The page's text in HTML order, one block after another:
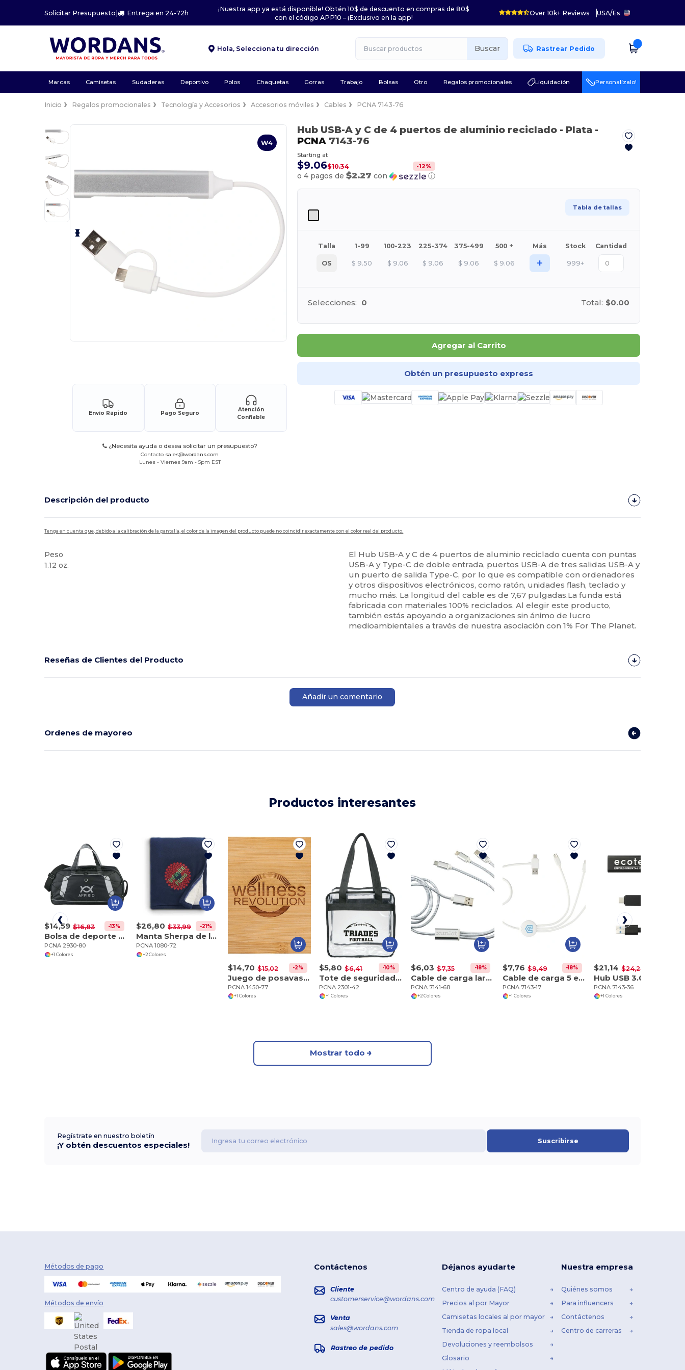
Solicitar Presupuesto| Entrega en 24-72h
¡Nuestra app ya está disponible! Obtén 10$ de descuento en compras de 80$
con el código APP10 – ¡Exclusivo en la app!
Over 10k+ Reviews USA/Es
Hola, Selecciona tu dirección Buscar Rastrear Pedido
Marcas Camisetas Sudaderas Deportivo Polos Chaquetas Gorras Trabajo Bolsas Otro Regalos promocionales Liquidación ¡Personalízalo!
Inicio Regalos promocionales Tecnología y Accesorios Accesorios móviles Cables PCNA 7143-76
W4
Envío Rápido Pago Seguro
Atención
Confiable
¿Necesita ayuda o desea solicitar un presupuesto?
Contacto sales@wordans.com
Lunes - Viernes 9am - 5pm EST
Hub USB-A y C de 4 puertos de aluminio reciclado - Plata -
PCNA7143-76
Starting at
$9.06$10.34 -12%
o 4 pagos de $2.27 con ⓘ
Tabla de tallas
Talla 1-99 100-223 225-374 375-499 500 + Más Stock Cantidad
OS $ 9.50 $ 9.06 $ 9.06 $ 9.06 $ 9.06 + 999+
Selecciones: 0 Total: $0.00
Agregar al Carrito
Obtén un presupuesto express
Descripción del producto
Tenga en cuenta que, debido a la calibración de la pantalla, el color de la imagen del producto puede no coincidir exactamente con el color real del producto.
Peso
1.12 oz.
El Hub USB-A y C de 4 puertos de aluminio reciclado cuenta con puntas
USB-A y Type-C de doble entrada, puertos USB-A de tres salidas USB-A y
un puerto de salida Type-C, por lo que es compatible con ordenadores
y otros dispositivos electrónicos, como ratón, unidades flash, teclado y
mucho más. La longitud del cable es de 7,67 pulgadas.La funda está
fabricada con materiales 100% reciclados. Al elegir este producto,
también estás apoyando a organizaciones sin ánimo de lucro
medioambientales a través de nuestra asociación con 1% For The Planet.
Reseñas de Clientes del Producto
Añadir un comentario
Ordenes de mayoreo
Productos interesantes
$14,59 $16,83 -13%
Bolsa de deporte Shockwave 19
PCNA 2930-80
+1 Colores
$26,80 $33,99 -21%
Manta Sherpa de lana a cuadros
PCNA 1080-72
+2 Colores
$14,70 $15,02 -2%
Juego de posavasos de bambú
PCNA 1450-77
+1 Colores
$5,80 $6,41 -10%
Tote de seguridad transparente con cremallera Game Day
PCNA 2301-42
+1 Colores
$6,03 $7,35 -18%
Cable de carga largo 3 en 1 Realm
PCNA 7141-68
+2 Colores
$7,76 $9,49 -18%
Cable de carga 5 en 1 con revestimiento
PCNA 7143-17
+1 Colores
$21,14 $24,28
PCNA 7143-36
+1 Colores
Mostrar todo
Regístrate en nuestro boletín
¡Y obtén descuentos especiales! Suscribirse
Métodos de pago
Métodos de envío
Contáctenos
Cliente
customerservice@wordans.com
Venta
sales@wordans.com
Rastreo de pedido
Déjanos ayudarte
Centro de ayuda (FAQ)
Precios al por Mayor
Camisetas locales al por mayor
Tienda de ropa local
Devoluciones y reembolsos
Glosario
Nuestra empresa
Quiénes somos
Para influencers
Contáctenos
Centro de carreras